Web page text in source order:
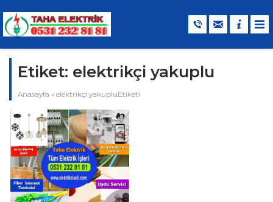
Etiket: elektrikçi yakuplu
Anasayfa » elektrikçi yakupluEtiketi